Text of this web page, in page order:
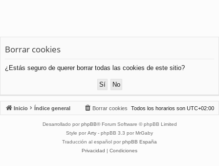
Borrar cookies
¿Estás seguro de querer borrar todas las cookies de este sitio?
Inicio Índice general Todos los horarios son UTC+02:00
Borrar cookies
Desarrollado por phpBB® Forum Software © phpBB Limited
Style por Arty - phpBB 3.3 por MrGaby
Traducción al español por phpBB España
Privacidad | Condiciones